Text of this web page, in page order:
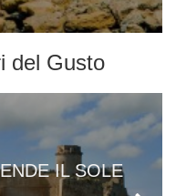
del Gusto
IL SOLE